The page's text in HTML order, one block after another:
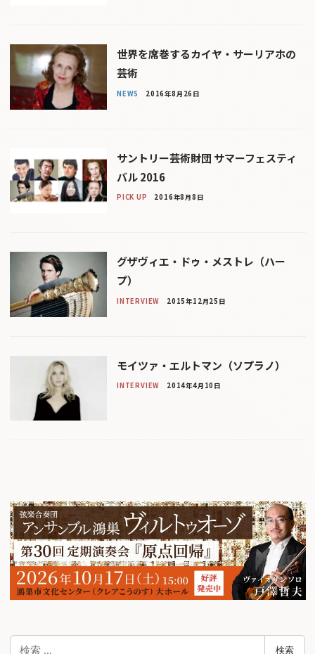
世界を席巻するカイヤ・サーリアホの
芸術
NEWS 2016年8月26日
サントリー芸術財団 サマーフェスティ
バル 2016
PICK UP 2016年8月8日
グザヴィエ・ドゥ・メストレ（ハー
プ）
INTERVIEW 2015年12月25日
モイツァ・エルトマン（ソプラノ）
INTERVIEW 2014年4月10日
検
検索